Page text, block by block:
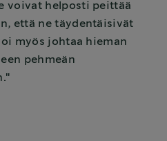
voivat helposti peittää
että ne täydentäisivät
myös johtaa hieman
pehmeän